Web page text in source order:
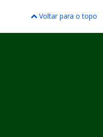
Voltar para o topo